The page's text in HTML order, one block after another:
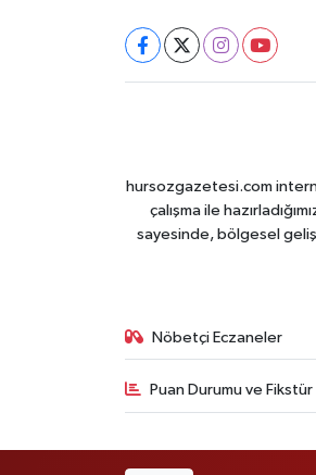
hursozgazetesi.com
çalışma ile
sayesinde, bölgesel
Nöbetçi Eczaneler
Puan Durumu ve Fikstür